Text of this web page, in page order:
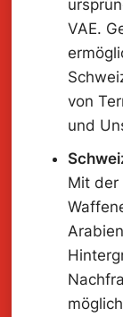
VAE.
von
und
Mit der